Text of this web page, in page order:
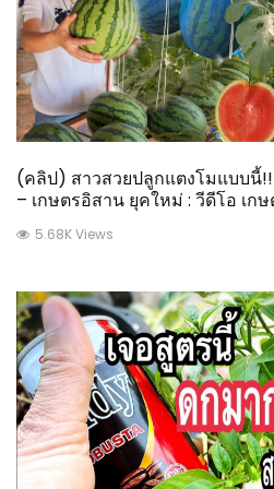
(คลิป) สาวสวยปลูกแตงโมแบบนี้
– เกษตรอิสาน ยุคใหม่ : วีดีโอ เกษ
5.68K Views